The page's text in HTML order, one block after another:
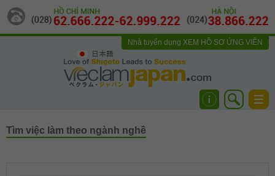
日本語
Nhà tuyển dụng XEM HỒ SƠ ỨNG VIÊN
Tìm việc làm theo ngành nghề